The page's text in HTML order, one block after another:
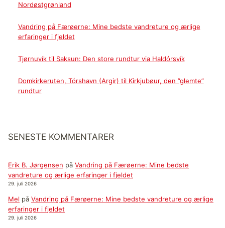
Nordøstgrønland
Vandring på Færøerne: Mine bedste vandreture og ærlige
erfaringer i fjeldet
Tjørnuvík til Saksun: Den store rundtur via Haldórsvík
Domkirkeruten, Tórshavn (Argir) til Kirkjubøur, den ”glemte”
rundtur
SENESTE KOMMENTARER
Erik B. Jørgensen på Vandring på Færøerne: Mine bedste
vandreture og ærlige erfaringer i fjeldet
29. juli 2026
Mel på Vandring på Færøerne: Mine bedste vandreture og ærlige
erfaringer i fjeldet
29. juli 2026